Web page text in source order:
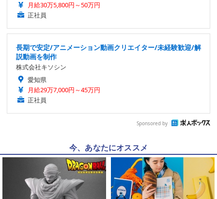
月給30万5,800円～50万円
正社員
長期で安定/アニメーション動画クリエイター/未経験歓迎/解
説動画を制作
株式会社キソシン
愛知県
月給29万7,000円～45万円
正社員
Sponsored by
今、あなたにオススメ